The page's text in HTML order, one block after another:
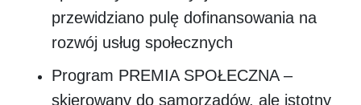
przewidziano pulę dofinansowania na
rozwój usług społecznych
Program PREMIA SPOŁECZNA –
skierowany do samorządów, ale istotny